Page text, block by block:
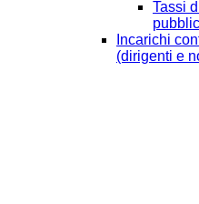
Tassi
Incarichi
(dirigenti e